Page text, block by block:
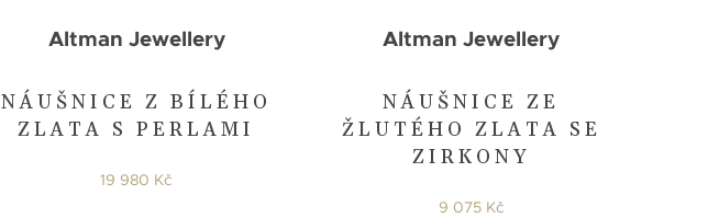
NÁUŠNICE Z BÍLÉHO
ZLATA S PERLAMI
Altman Jewellery
19 980 Kč
NÁUŠNICE ZE
ŽLUTÉHO ZLATA SE
ZIRKONY
Altman Jewellery
9 075 Kč